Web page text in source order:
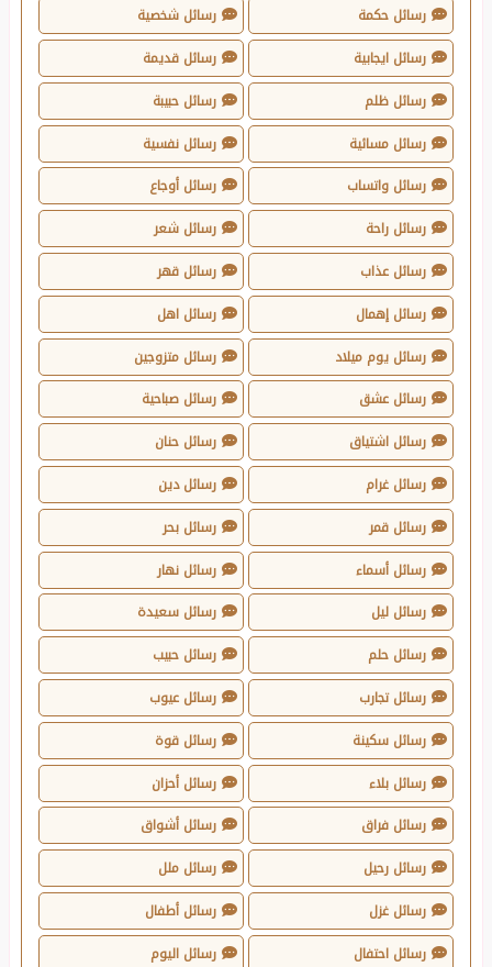
رسائل حكمة
رسائل شخصية
رسائل ايجابية
رسائل قديمة
رسائل ظلم
رسائل حبيبة
رسائل مسائية
رسائل نفسية
رسائل واتساب
رسائل أوجاع
رسائل راحة
رسائل شعر
رسائل عذاب
رسائل قهر
رسائل إهمال
رسائل اهل
رسائل يوم ميلاد
رسائل متزوجين
رسائل عشق
رسائل صباحية
رسائل اشتياق
رسائل حنان
رسائل غرام
رسائل دين
رسائل قمر
رسائل بحر
رسائل أسماء
رسائل نهار
رسائل ليل
رسائل سعيدة
رسائل حلم
رسائل حبيب
رسائل تجارب
رسائل عيوب
رسائل سكينة
رسائل قوة
رسائل بلاء
رسائل أحزان
رسائل فراق
رسائل أشواق
رسائل رحيل
رسائل ملل
رسائل غزل
رسائل أطفال
رسائل احتفال
رسائل اليوم